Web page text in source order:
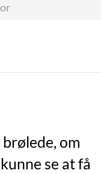
om
se at få